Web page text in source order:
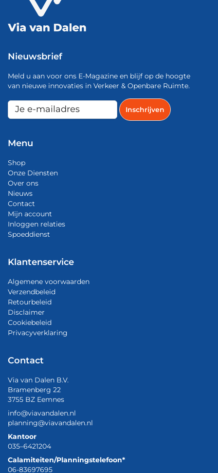
Nieuwsbrief
Meld u aan voor ons E-Magazine en blijf op de hoogte
van nieuwe innovaties in Verkeer & Openbare Ruimte.
Menu
Shop
Onze Diensten
Over ons
Nieuws
Contact
Mijn account
Inloggen relaties
Spoeddienst
Klantenservice
Algemene voorwaarden
Verzendbeleid
Retourbeleid
Disclaimer
Cookiebeleid
Privacyverklaring
Contact
Via van Dalen B.V.
Bramenberg 22
3755 BZ Eemnes
info@viavandalen.nl
planning@viavandalen.nl
Kantoor
035–6421204
Calamiteiten/Planningstelefoon*
06-83697695